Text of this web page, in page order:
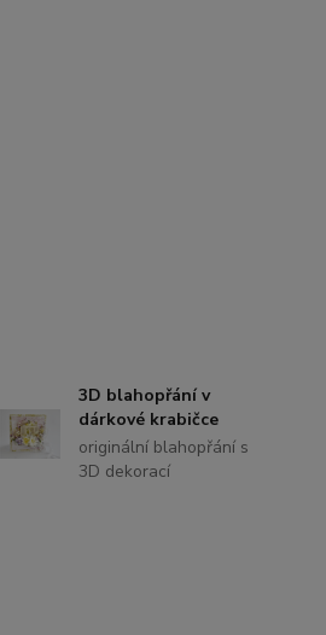
3D blahopřání v
dárkové krabičce
originální blahopřání s
3D dekorací